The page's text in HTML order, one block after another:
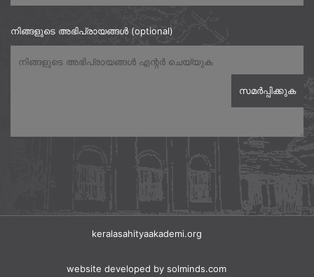
നിങ്ങളുടെ അഭിപ്രായങ്ങൾ (optional)
keralasahityaakademi.org
website developed by solminds.com